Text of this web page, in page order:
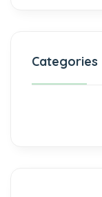
Categories